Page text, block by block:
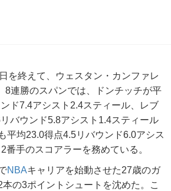
を終えて、ウェスタン・カンファレ
8連勝のスパンでは、ドンチッチが平
ド7.4アシスト2.4スティール、レブ
バウンド5.8アシスト1.4スティール
平均23.0得点4.5リバウンド6.0アシス
番手のスコアラーを務めている。
NBAキャリアを始動させた27歳のガ
の3ポイントシュートを沈めた。こ